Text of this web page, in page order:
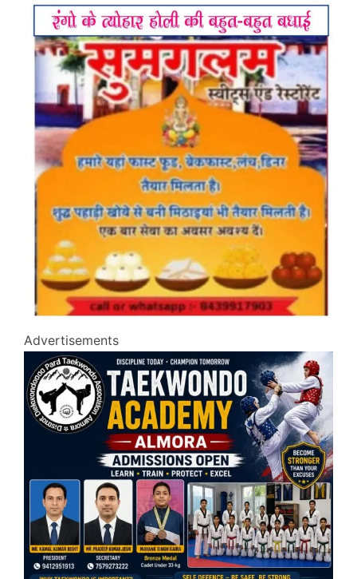
Advertisements